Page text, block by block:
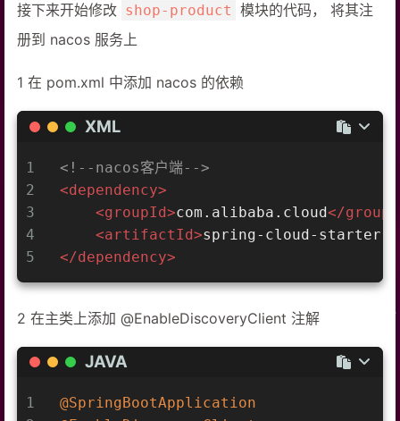
接下来开始修改 shop-product 模块的代码， 将其注
册到 nacos 服务上
1 在 pom.xml 中添加 nacos 的依赖
XML
1
2
3
4
5
<!--nacos客户端-->
<dependency>
<groupId>com.alibaba.cloud</
<artifactId>spring-cloud-starter-
</dependency>
2 在主类上添加 @EnableDiscoveryClient 注解
JAVA
1
@SpringBootApplication